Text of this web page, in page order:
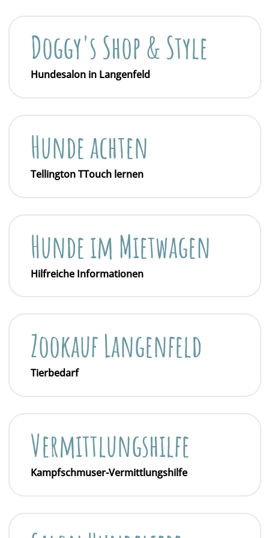
Doggy's Shop & Style
Hundesalon in Langenfeld
Hunde achten
Tellington TTouch lernen
Hunde im Mietwagen
Hilfreiche Informationen
Zookauf Langenfeld
Tierbedarf
Vermittlungshilfe
Kampfschmuser-Vermittlungshilfe